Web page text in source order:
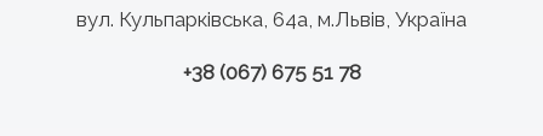
вул. Кульпарківська, 64а, м.Львів, Україна
+38 (067) 675 51 78